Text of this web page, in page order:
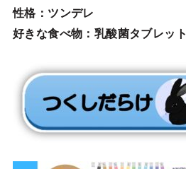
性格：ツンデレ
好きな食べ物：乳酸菌タブレット